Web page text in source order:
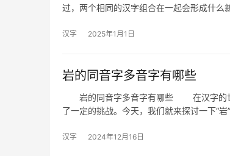
过，两个相同的汉字组合在一起会形成什么
汉字 2025年1月1日
岩的同音字多音字有哪些
岩的同音字多音字有哪些 在汉字的世界
了一定的挑战。今天，我们就来探讨一下“
汉字 2024年12月16日